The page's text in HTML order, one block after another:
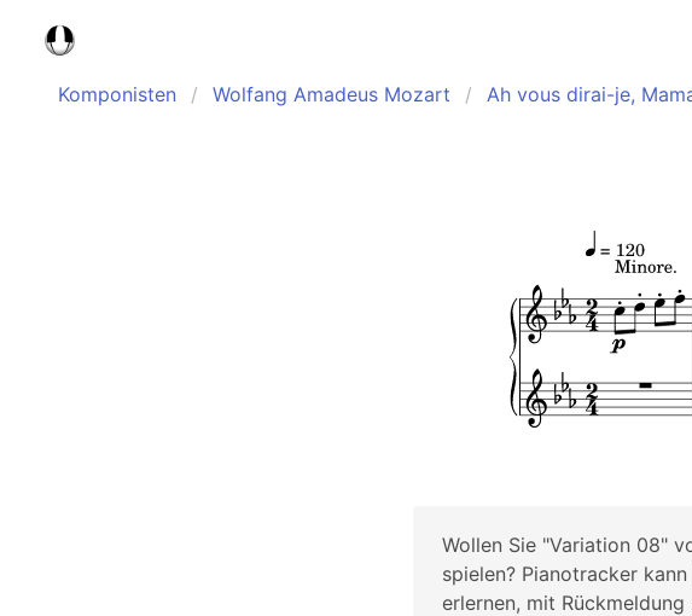
Komponisten Wolfang Amadeus Mozart Ah vous dirai-je,
Wollen Sie "Variation 08"
spielen? Pianotracker
erlernen, mit